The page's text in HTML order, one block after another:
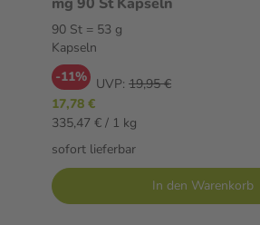
90 St = 53 g
Kapseln
-11% UVP: 19,95 €
17,78 €
335,47 € / 1 kg
sofort lieferbar
In den Warenkorb